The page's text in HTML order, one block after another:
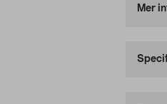
Mer